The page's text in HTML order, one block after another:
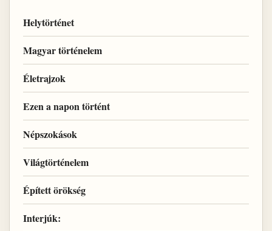
Helytörténet
Magyar történelem
Életrajzok
Ezen a napon történt
Népszokások
Világtörténelem
Épített örökség
Interjúk: